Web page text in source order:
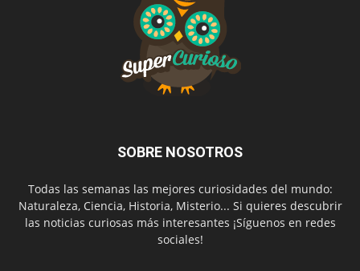
SOBRE NOSOTROS
Todas las semanas las mejores curiosidades del mundo:
Naturaleza, Ciencia, Historia, Misterio... Si quieres descubrir
las noticias curiosas más interesantes ¡Síguenos en redes
sociales!